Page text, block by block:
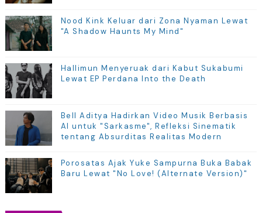
Nood Kink Keluar dari Zona Nyaman Lewat
"A Shadow Haunts My Mind"
Hallimun Menyeruak dari Kabut Sukabumi
Lewat EP Perdana Into the Death
Bell Aditya Hadirkan Video Musik Berbasis
AI untuk "Sarkasme", Refleksi Sinematik
tentang Absurditas Realitas Modern
Porosatas Ajak Yuke Sampurna Buka Babak
Baru Lewat "No Love! (Alternate Version)"